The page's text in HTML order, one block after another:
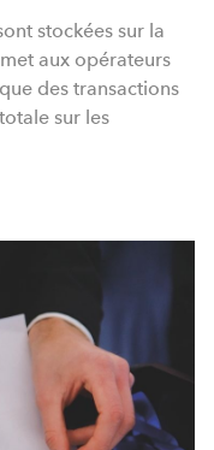
stockées sur la
aux opérateurs
des transactions
sur les